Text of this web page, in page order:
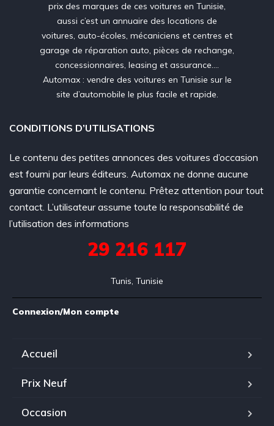
prix des marques de ces voitures en Tunisie,
aussi c’est un annuaire des locations de
voitures, auto-écoles, mécaniciens et centres et
garage de réparation auto, pièces de rechange,
concessionnaires, leasing et assurance….
Automax : vendre des voitures en Tunisie sur le
site d’automobile le plus facile et rapide.
CONDITIONS D’UTILISATIONS
Le contenu des petites annonces des voitures d’occasion
est fourni par leurs éditeurs. Automax ne donne aucune
garantie concernant le contenu. Prêtez attention pour tout
contact. L’utilisateur assume toute la responsabilité de
l’utilisation des informations
29 216 117
Tunis, Tunisie
Connexion/Mon compte
Accueil
Prix Neuf
Occasion